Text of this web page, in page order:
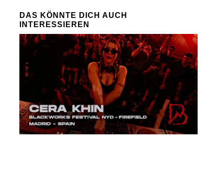
DAS KÖNNTE DICH AUCH
INTERESSIEREN